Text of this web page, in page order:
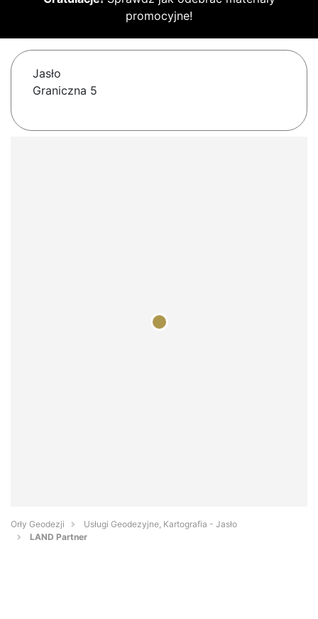
promocyjne!
Jasło
Graniczna 5
Orły Geodezji
Usługi Geodezyjne, Kartografia - Jasło
LAND Partner